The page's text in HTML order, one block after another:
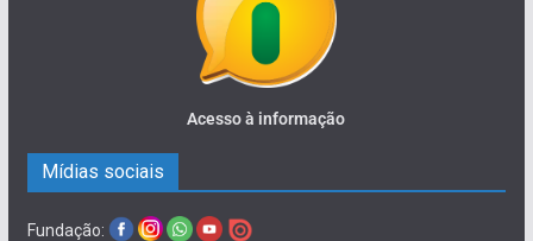
Acesso à informação
Mídias sociais
Fundação: